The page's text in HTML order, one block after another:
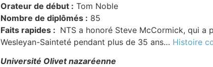
Orateur de début : Tom Noble
Nombre de diplômés : 85
Faits rapides : NTS a honoré Steve McCormick, qui
Wesleyan-Sainteté pendant plus de 35 ans… Histoire
Université Olivet nazaréenne